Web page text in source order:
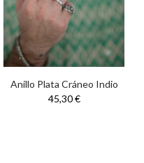
Anillo Plata Cráneo Indio
45,30 €